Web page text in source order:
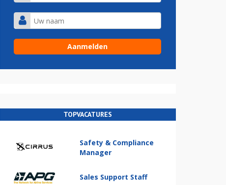
TOPVACATURES
Safety & Compliance
Manager
Sales Support Staff